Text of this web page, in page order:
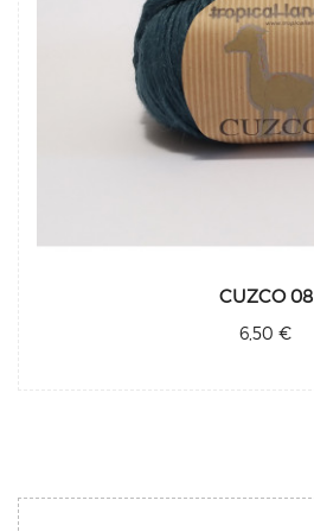
CUZCO 08
6,50 €